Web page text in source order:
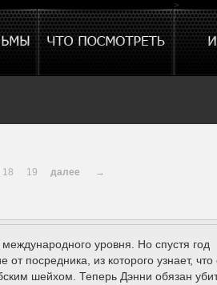
>
18 19 далее →
уровня. Но спустя год
посредника, из которого узнает, что
шейхом. Теперь Дэнни обязан